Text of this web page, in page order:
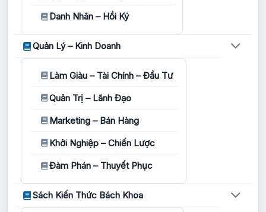
Danh Nhân – Hồi Ký
Quản Lý – Kinh Doanh
Làm Giàu – Tài Chính – Đầu Tư
Quản Trị – Lãnh Đạo
Marketing – Bán Hàng
Khởi Nghiệp – Chiến Lược
Đàm Phán – Thuyết Phục
Sách Kiến Thức Bách Khoa